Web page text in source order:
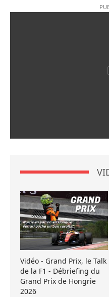
Vidéo - Grand Prix, le Talk
de la F1 - Débriefing du
Grand Prix de Hongrie
2026